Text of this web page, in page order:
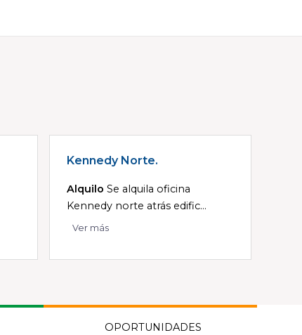
Kennedy Norte.
Alquilo Se alquila oficina
Kennedy norte atrás edific...
Ver más
OPORTUNIDADES